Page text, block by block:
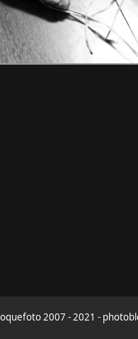
2007 - 2021 -